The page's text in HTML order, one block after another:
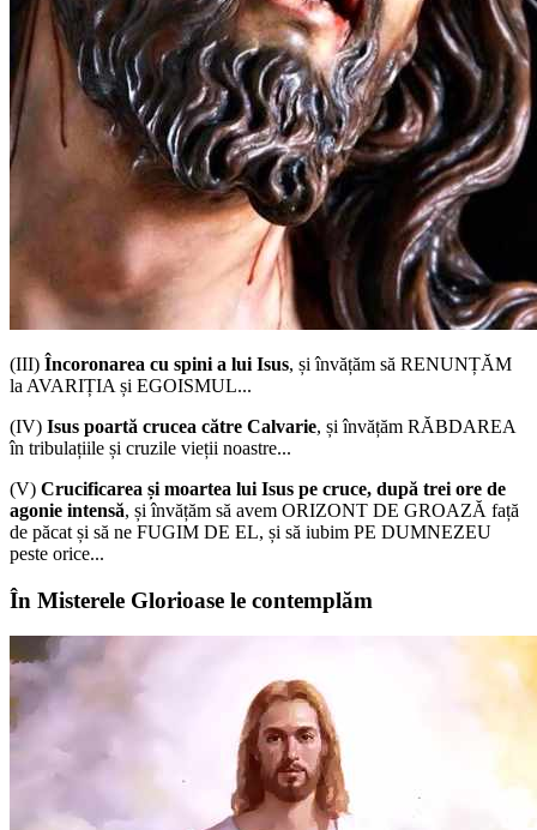
(III) Încoronarea cu spini a lui Isus, și învățăm să RENUNȚĂM
la AVARIȚIA și EGOISMUL...
(IV) Isus poartă crucea către Calvarie, și învățăm RĂBDAREA
în tribulațiile și cruzile vieții noastre...
(V) Crucificarea și moartea lui Isus pe cruce, după trei ore de
agonie intensă, și învățăm să avem ORIZONT DE GROAZĂ față
de păcat și să ne FUGIM DE EL, și să iubim PE DUMNEZEU
peste orice...
În Misterele Glorioase le contemplăm